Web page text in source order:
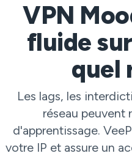
VPN
fluide
quel
Les lags, les
réseau peuvent
d'apprentissage.
votre IP et assure un